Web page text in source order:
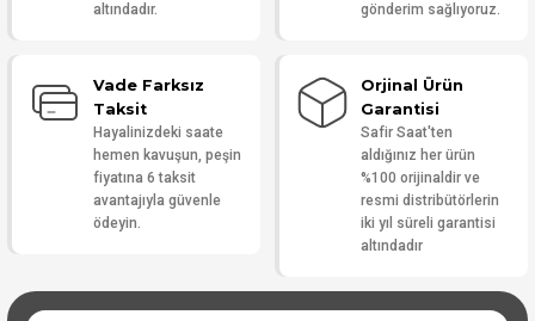
altındadır.
gönderim sağlıyoruz.
Vade Farksız
Taksit
Hayalinizdeki saate
hemen kavuşun, peşin
fiyatına 6 taksit
avantajıyla güvenle
ödeyin.
Orjinal Ürün
Garantisi
Safir Saat'ten
aldığınız her ürün
%100 orijinaldir ve
resmi distribütörlerin
iki yıl süreli garantisi
altındadır